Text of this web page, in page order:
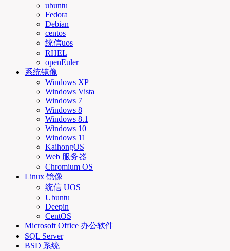
ubuntu
Fedora
Debian
centos
统信uos
RHEL
openEuler
系统镜像
Windows XP
Windows Vista
Windows 7
Windows 8
Windows 8.1
Windows 10
Windows 11
KaihongOS
Web 服务器
Chromium OS
Linux 镜像
统信 UOS
Ubuntu
Deepin
CentOS
Microsoft Office 办公软件
SQL Server
BSD 系统